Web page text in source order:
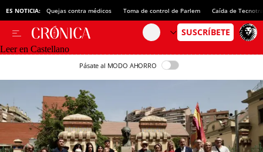
ES NOTICIA: Quejas contra médicos Toma de control de Parlem Caída de
Leer en Castellano
Pásate al MODO AHORRO